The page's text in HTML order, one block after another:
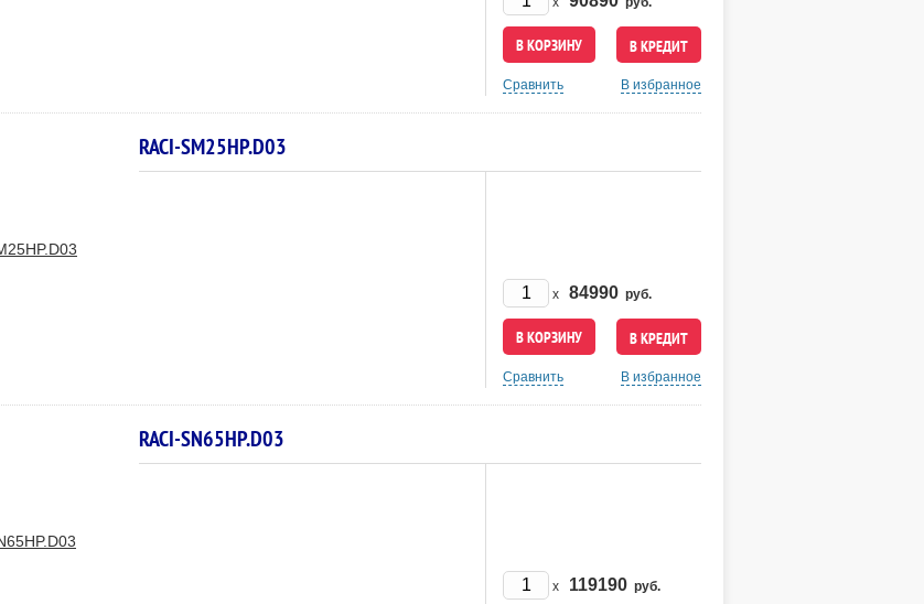
В КРЕДИТ
Сравнить В избранное
RACI-SM25HP.D03
x 84990 руб.
В КРЕДИТ
Сравнить В избранное
RACI-SN65HP.D03
x 119190 руб.